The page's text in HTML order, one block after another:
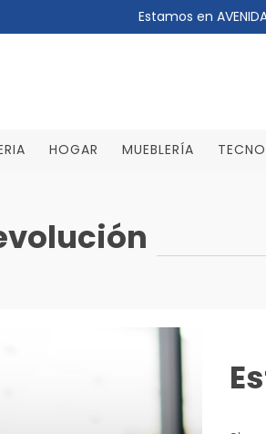
Estamos en
HOGAR MUEBLERÍA